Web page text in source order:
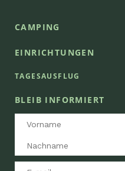
CAMPING
EINRICHTUNGEN
TAGESAUSFLUG
BLEIB INFORMIERT